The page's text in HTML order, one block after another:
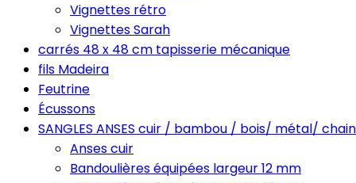
Vignettes rétro
Vignettes Sarah
carrés 48 x 48 cm tapisserie mécanique
fils Madeira
Feutrine
Écussons
SANGLES ANSES cuir / bambou / bois/ métal/
Anses cuir
Bandoulières équipées largeur 12 mm